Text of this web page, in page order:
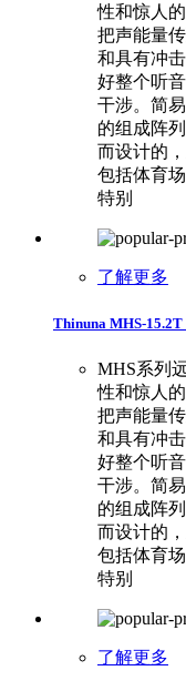
性和惊人
把声能量
和具有冲
好整个听
干涉。简
的组成阵
而设计的
包括体育
特别
了解更多
Thinuna MHS-
MHS系列
性和惊人
把声能量
和具有冲
好整个听
干涉。简
的组成阵
而设计的
包括体育
特别
了解更多